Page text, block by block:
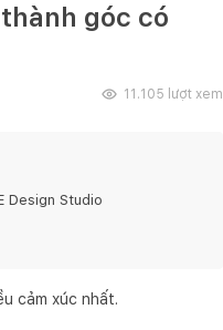
góc có
11.105 lượt xem
Design Studio
cảm xúc nhất.